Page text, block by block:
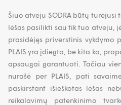
Šiuo atveju SODRA būtų turėjusi
lėšas pasilikti sau tik tuo atveju,
prasidėjęs priverstinis vykdymo
PLAIS yra įdiegta, be kita ko,
apsaugai garantuoti. Tačiau
nurašė per PLAIS, pati
paskirstant išieškotas lėšas
reikalavimų patenkinimo